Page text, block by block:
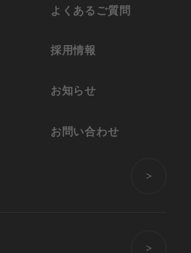
よくあるご質問
採用情報
お知らせ
お問い合わせ